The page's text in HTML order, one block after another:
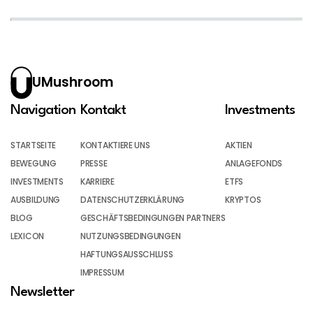
UMushroom
Navigation
STARTSEITE
BEWEGUNG
INVESTMENTS
AUSBILDUNG
BLOG
LEXICON
Kontakt
KONTAKTIERE UNS
PRESSE
KARRIERE
DATENSCHUTZERKLÄRUNG
GESCHÄFTSBEDINGUNGEN PARTNERS
NUTZUNGSBEDINGUNGEN
HAFTUNGSAUSSCHLUSS
IMPRESSUM
Investments
AKTIEN
ANLAGEFONDS
ETFS
KRYPTOS
Newsletter